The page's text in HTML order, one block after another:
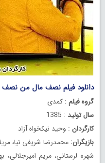
دانلود فیلم نصف مال من نصف
گروه فیلم : کمدی
سال تولید : 1385
کارگردان : وحید نیکخواه آزاد
بازیگران:محمدرضا شریفی نیا،
شهره لرستانی، مریم امیرجلالی،